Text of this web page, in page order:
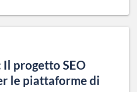
Il progetto SEO
le piattaforme di